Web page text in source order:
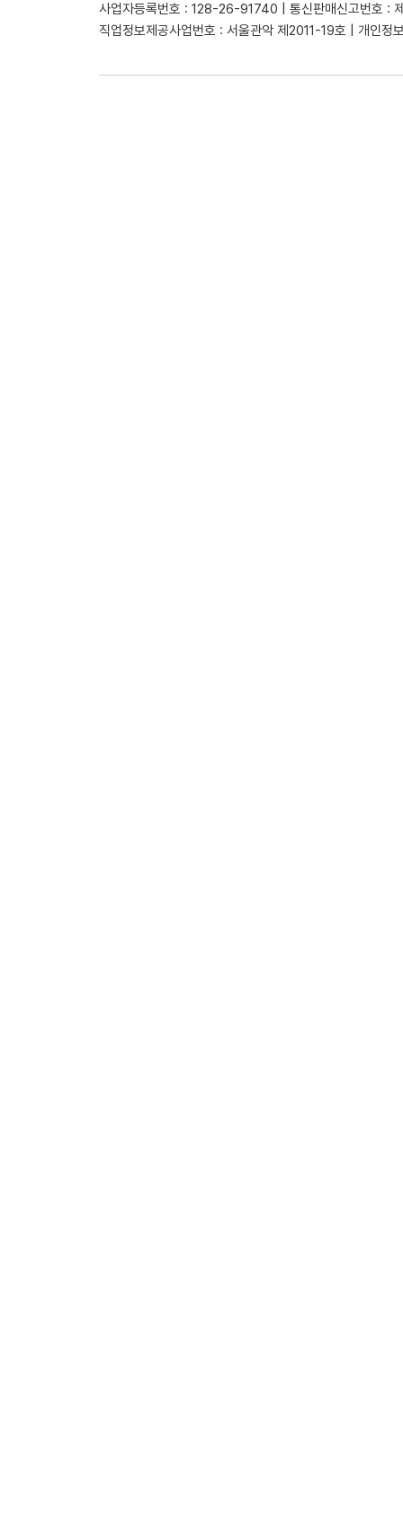
사업자등록번호 : 128-26-91740 | 통신판매신고번호 :
직업정보제공사업번호 : 서울관악 제2011-19호 | 개인정